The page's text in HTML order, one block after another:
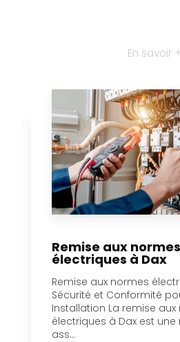
En savoir +
Remise aux normes
électriques à Dax
Remise aux normes
Sécurité et Conformité
Installation La remise aux
électriques à Dax est
ass...